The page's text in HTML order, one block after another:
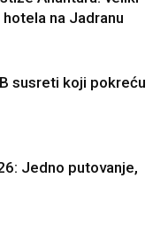
na Jadranu
susreti koji pokreću
Jedno putovanje,